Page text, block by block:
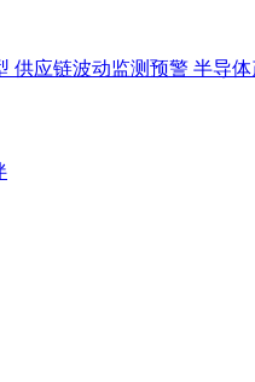
供应链波动监测预警 半导体